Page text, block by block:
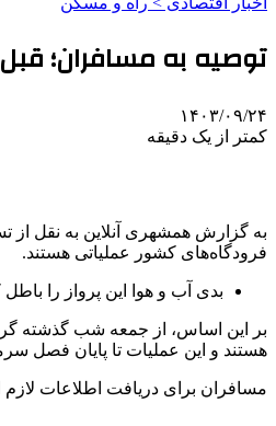
توصیه به مسافران؛
۱۴۰۳/۰۹/۲۴
کمتر از یک دقیقه
به گزارش همشهری آنلاین به نقل از
فرودگاه‌های کشور عملیاتی هستند.
بدی آب و هوا این پرواز را باطل
بر این اساس، از جمعه شب گذشته
هستند و این عملیات تا پایان فصل
مسافران برای دریافت اطلاعات لازم از